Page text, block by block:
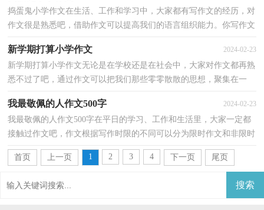
捣蛋鬼小学作文在生活、工作和学习中，大家都有写作文的经历，对
作文很是熟悉吧，借助作文可以提高我们的语言组织能力。你写作文
新学期打算小学作文 2024-02-23
新学期打算小学作文无论是在学校还是在社会中，大家对作文都再熟
悉不过了吧，通过作文可以把我们那些零零散散的思想，聚集在一
我最敬佩的人作文500字 2024-02-23
我最敬佩的人作文500字在平日的学习、工作和生活里，大家一定都
接触过作文吧，作文根据写作时限的不同可以分为限时作文和非限时
作文。你知道作文怎样写才规范吗？以下是小编帮大...
首页
上一页 1 2 3 4 下一页 尾页